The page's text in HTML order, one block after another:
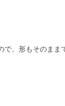
、形もそのまま